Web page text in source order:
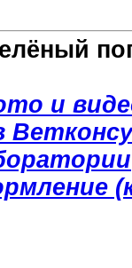
и